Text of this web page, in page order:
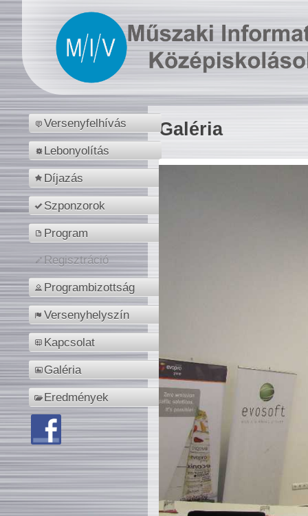
Versenyfelhívás
Lebonyolítás
Díjazás
Szponzorok
Program
Regisztráció
Programbizottság
Versenyhelyszín
Kapcsolat
Galéria
Eredmények
Galéria